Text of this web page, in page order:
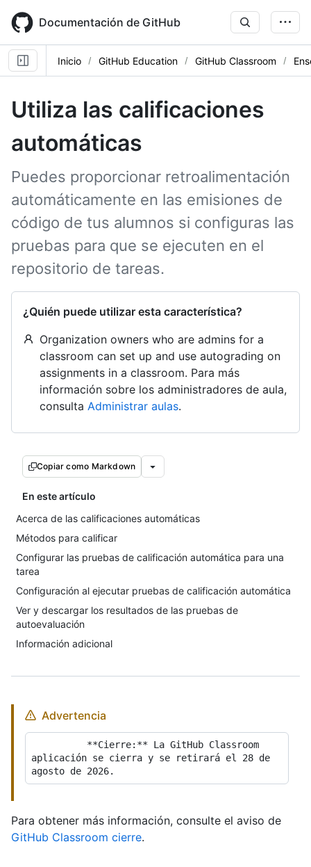
main
content
Documentación de GitHub
Inicio GitHub Education GitHub Classroom
Utiliza las calificaciones
automáticas
Puedes proporcionar retroalimentación
automáticamente en las emisiones de
código de tus alumnos si configuras las
pruebas para que se ejecuten en el
repositorio de tareas.
¿Quién puede utilizar esta característica?
Organization owners who are admins for a
classroom can set up and use autograding on
assignments in a classroom. Para más
información sobre los administradores de aula,
consulta Administrar aulas.
Copiar como Markdown
En este artículo
Acerca de las calificaciones automáticas
Métodos para calificar
Configurar las pruebas de calificación automática para una
tarea
Configuración al ejecutar pruebas de calificación automática
Ver y descargar los resultados de las pruebas de
autoevaluación
Información adicional
Advertencia
aplicación se cierra y se retirará el 28 de
Para obtener más información, consulte el aviso de
GitHub Classroom cierre.